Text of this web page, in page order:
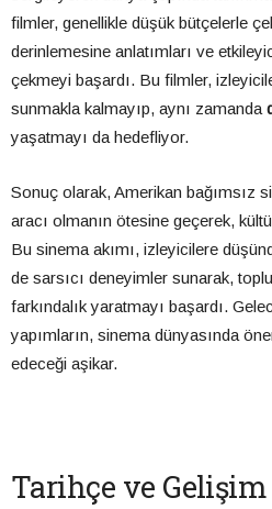
filmler, genellikle düşük bütçelerle
derinlemesine anlatımları ve
çekmeyi başardı. Bu filmler,
sunmakla kalmayıp, aynı zamanda
yaşatmayı da hedefliyor.
Sonuç olarak, Amerikan bağımsız
aracı olmanın ötesine geçerek,
Bu sinema akımı, izleyicilere
de sarsıcı deneyimler sunarak,
farkındalık yaratmayı başardı.
yapımların, sinema dünyasında
edeceği aşikar.
Tarihçe ve Gelişim